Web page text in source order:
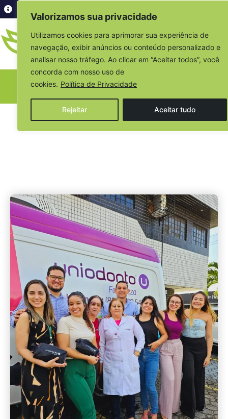
Valorizamos sua privacidade
Utilizamos cookies para aprimorar sua experiência de
navegação, exibir anúncios ou conteúdo personalizado e
analisar nosso tráfego. Ao clicar em “Aceitar todos”, você
concorda com nosso uso de
cookies. Política de Privacidade
Rejeitar Aceitar tudo
Sala de Imprensa